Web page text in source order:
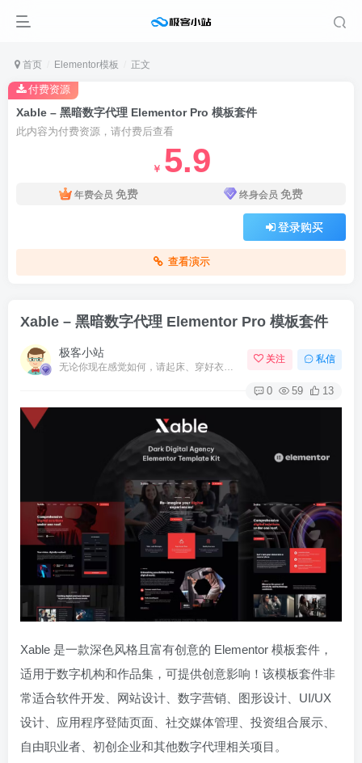
首页 Elementor模板 正文
Xable – 黑暗数字代理 Elementor Pro 模板套件
此内容为付费资源，请付费后查看
￥ 5.9
年费会员 免费 终身会员 免费
登录购买
查看演示
付费资源
Xable – 黑暗数字代理 Elementor Pro 模板套件
极客小站
无论你现在感觉如何，请起床、穿好衣服然后为你的梦想而奋斗
关注 私信
0 59 13
Xable 是一款深色风格且富有创意的 Elementor 模板套件，
适用于数字机构和作品集，可提供创意影响！该模板套件非
常适合软件开发、网站设计、数字营销、图形设计、UI/UX
设计、应用程序登陆页面、社交媒体管理、投资组合展示、
自由职业者、初创企业和其他数字代理相关项目。